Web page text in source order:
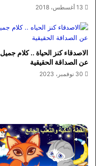
13 أغسطس، 2018
الاصدقاء كنز الحياة .. كلام جميل
عن الصداقة الحقيقية
30 نوفمبر، 2023